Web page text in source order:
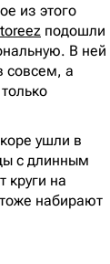
из этого
подошли
В ней
совсем, а
ушли в
с длинным
круги на
набирают